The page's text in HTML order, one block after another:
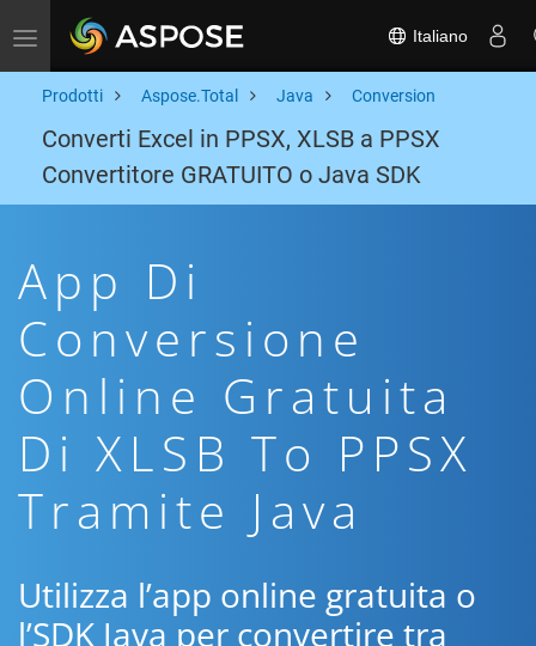
Toggle navigation Italiano
Prodotti Aspose.Total Java Conversion
Converti Excel in PPSX, XLSB a PPSX
Convertitore GRATUITO o Java SDK
App Di
Conversione
Online Gratuita
Di XLSB To PPSX
Tramite Java
Utilizza l’app online gratuita o
l’SDK Java per convertire tra